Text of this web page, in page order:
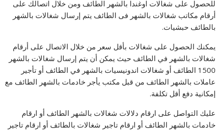
للحصول على شغالات اوغندا بالشهر الطائف ومن خلال اتصالك على
أرقام مكاتب شغالات بالشهر فى الطائف يتم إرسال شغالات بالشهر
بالطائف حبشيات.
يمكنك الحصول على شغالات بأقل سعر من خلال الاتصال على أرقام
شغالات بالشهر في الطائف حيث يمكن أن يتم إرسال شغالات بالشهر
1500 الطائف أو شغالات اندونيسيات بالشهر في الطائف أو تأجير
عاملات بالشهر الطائف من قبل مكتب يأجر خادمات بالشهر الطائف مع
إمكانية دفع أقل تكلفة.
عليك التواصل على ارقام دلالات شغالات بالشهر الطائف أو ارقام
خادمات بالشهر الطائف أو ارقام تاجير شغالات بالطائف أو ارقام تاجير